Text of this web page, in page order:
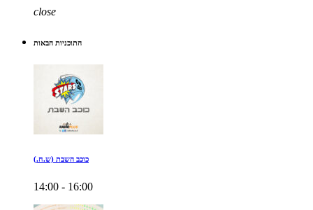
close
התוכניות הבאות
כוכב השבת (ש.ח.)
14:00 - 16:00